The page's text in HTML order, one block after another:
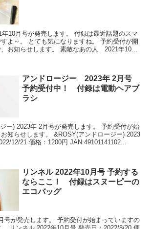
10月号が発売します。 付録は最近話題のスマ
よ～。 とても気になりますね。 予約受付が開
お知らせします。 素敵なあの人 2021年10月
アンドロージー 2023年 2月号
予約受付中！ 付録は電動ヘアブ
ラシ
ー) 2023年 2月号が発売します。 予約受付が始
知らせします。 &ROSY(アンドロージー) 2023
12/21 価格：1200円 JAN:49101141102...
リンネル 2022年10月号 予約する
ならここ！ 付録はスヌーピーの
エコバッグ
号が発売します。 予約受付が始まっていますの